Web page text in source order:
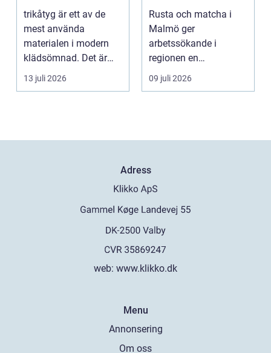
trikåtyg är ett av de
mest använda
materialen i modern
klädsömnad. Det är
mjukt, elastiskt och
formb...
13 juli 2026
dig som söker
jobb
Rusta och matcha i
Malmö ger
arbetssökande i
regionen en
strukturerad och
personlig vä...
09 juli 2026
Adress
web: www.klikko.dk
Menu
Annonsering
Om oss